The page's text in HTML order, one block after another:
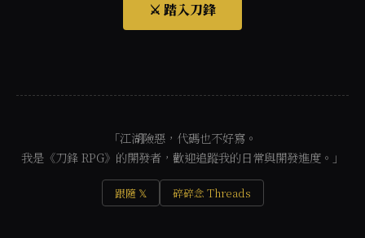
⚔️ 踏入刀鋒
「江湖險惡，代碼也不好寫。
我是《刀鋒 RPG》的開發者，歡迎追蹤我的日常與開發進度。」
跟隨 𝕏 碎碎念 Threads